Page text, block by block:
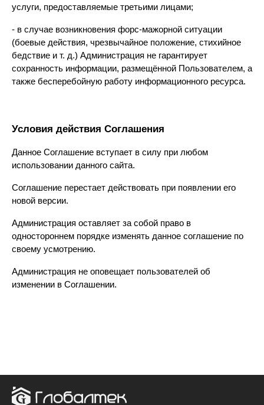
услуги, предоставляемые третьими лицами;
- в случае возникновения форс-мажорной ситуации
(боевые действия, чрезвычайное положение, стихийное
бедствие и т. д.) Администрация не гарантирует
сохранность информации, размещённой Пользователем, а
также бесперебойную работу информационного ресурса.
Условия действия Соглашения
Данное Соглашение вступает в силу при любом
использовании данного сайта.
Соглашение перестает действовать при появлении его
новой версии.
Администрация оставляет за собой право в
одностороннем порядке изменять данное соглашение по
своему усмотрению.
Администрация не оповещает пользователей об
изменении в Соглашении.